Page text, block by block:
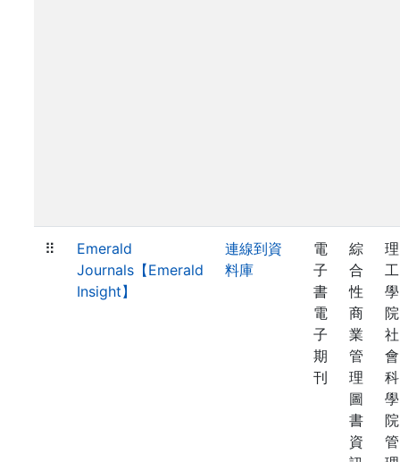
⠿
Emerald
Journals【Emerald
Insight】
連線到資
料庫
電
子
書
電
子
期
刊
綜
合
性
商
業
管
理
圖
書
資
理
工
學
院
社
會
科
學
院
管